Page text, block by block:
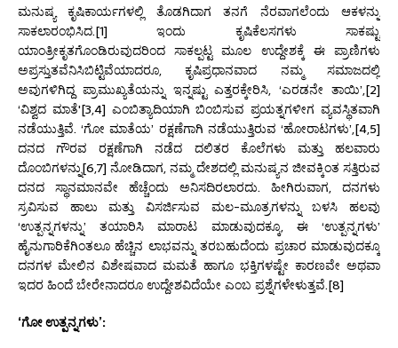
ಮನುಷ್ಯ ಕೃಷಿಕಾರ್ಯಗಳಲ್ಲಿ ತೊಡಗಿದಾಗ ತನಗೆ ನೆರವಾಗಲೆಂದು ಆಕಳನ್ನು
ಸಾಕಲಾರಂಭಿಸಿದ.[1] ಇಂದು ಕೃಷಿಕೆಲಸಗಳು ಸಾಕಷ್ಟು
ಯಾಂತ್ರೀಕೃತಗೊಂಡಿರುವುದರಿಂದ ಸಾಕಲ್ಪಟ್ಟ ಮೂಲ ಉದ್ದೇಶಕ್ಕೆ ಈ ಪ್ರಾಣಿಗಳು
ಅಪ್ರಸ್ತುತವೆನಿಸಿಬಿಟ್ಟಿವೆಯಾದರೂ, ಕೃಷಿಪ್ರಧಾನವಾದ ನಮ್ಮ ಸಮಾಜದಲ್ಲಿ
ಅವುಗಳಿಗಿದ್ದ ಪ್ರಾಮುಖ್ಯತೆಯನ್ನು ಇನ್ನಷ್ಟು ಎತ್ತರಕ್ಕೇರಿಸಿ, ‘ಎರಡನೇ ತಾಯಿ’,[2]
‘ವಿಶ್ವದ ಮಾತೆ'[3,4] ಎಂಬಿತ್ಯಾದಿಯಾಗಿ ಬಿಂಬಿಸುವ ಪ್ರಯತ್ನಗಳೀಗ ವ್ಯವಸ್ಥಿತವಾಗಿ
ನಡೆಯುತ್ತಿವೆ. ‘ಗೋ ಮಾತೆಯ’ ರಕ್ಷಣೆಗಾಗಿ ನಡೆಯುತ್ತಿರುವ ‘ಹೋರಾಟಗಳು’,[4,5]
ದನದ ಗೌರವ ರಕ್ಷಣೆಗಾಗಿ ನಡೆದ ದಲಿತರ ಕೊಲೆಗಳು ಮತ್ತು ಹಲವಾರು
ದೊಂಬಿಗಳನ್ನು[6,7] ನೋಡಿದಾಗ, ನಮ್ಮ ದೇಶದಲ್ಲಿ ಮನುಷ್ಯನ ಜೀವಕ್ಕಿಂತ ಸತ್ತಿರುವ
ದನದ ಸ್ಥಾನಮಾನವೇ ಹೆಚ್ಚೆಂದು ಅನಿಸದಿರಲಾರದು. ಹೀಗಿರುವಾಗ, ದನಗಳು
ಸ್ರವಿಸುವ ಹಾಲು ಮತ್ತು ವಿಸರ್ಜಿಸುವ ಮಲ-ಮೂತ್ರಗಳನ್ನು ಬಳಸಿ ಹಲವು
‘ಉತ್ಪನ್ನಗಳನ್ನು’ ತಯಾರಿಸಿ ಮಾರಾಟ ಮಾಡುವುದಕ್ಕೂ, ಈ ‘ಉತ್ಪನ್ನಗಳು’
ಹೈನುಗಾರಿಕೆಗಿಂತಲೂ ಹೆಚ್ಚಿನ ಲಾಭವನ್ನು ತರಬಹುದೆಂದು ಪ್ರಚಾರ ಮಾಡುವುದಕ್ಕೂ
ದನಗಳ ಮೇಲಿನ ವಿಶೇಷವಾದ ಮಮತೆ ಹಾಗೂ ಭಕ್ತಿಗಳಷ್ಟೇ ಕಾರಣವೇ ಅಥವಾ
ಇದರ ಹಿಂದೆ ಬೇರೇನಾದರೂ ಉದ್ದೇಶವಿದೆಯೇ ಎಂಬ ಪ್ರಶ್ನೆಗಳೇಳುತ್ತವೆ.[8]
‘ಗೋ ಉತ್ಪನ್ನಗಳು’: